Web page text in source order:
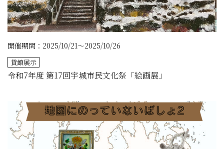
令和7年度 第17回宇城市民文化祭「絵画展」
開催期間：2025/10/21～2025/10/26
貸館展示